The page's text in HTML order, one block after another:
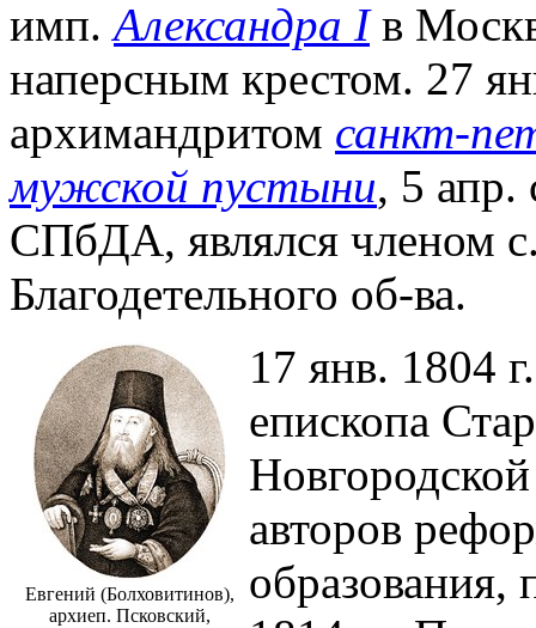
имп.Александра Iв
наперсным крестом. 27
архимандритом санкт-
мужской пустыни, 5 апр.
СПбДА, являлся членом
Благодетельного об-ва.
Евгений (Болховитинов),
архиеп. Псковский,
17 янв. 1804
епископа
авторов
образования,